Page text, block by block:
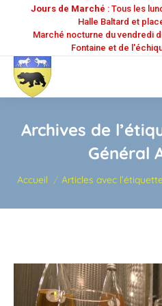
Jours de Marché : Tous les
Halle Baltard et
Marché nocturne du vendredi
Fontaine et de
Archives de
Général
Vous êtes ici :
Accueil Articles avec